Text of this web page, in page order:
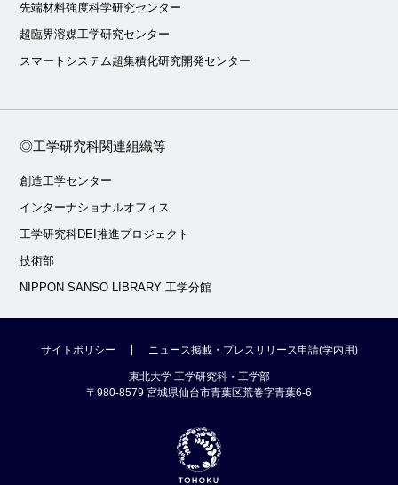
先端材料強度科学研究センター
超臨界溶媒工学研究センター
スマートシステム超集積化研究開発センター
◎工学研究科関連組織等
創造工学センター
インターナショナルオフィス
工学研究科DEI推進プロジェクト
技術部
NIPPON SANSO LIBRARY 工学分館
サイトポリシー ニュース掲載・プレスリリース申請(学内用)
東北大学 工学研究科・工学部
〒980-8579 宮城県仙台市青葉区荒巻字青葉6-6